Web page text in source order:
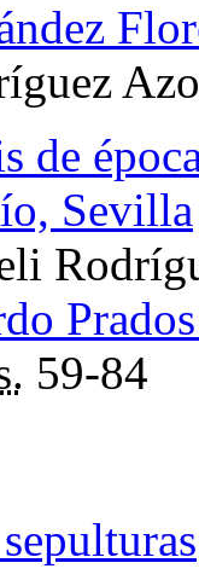
de
Sevilla
59-84